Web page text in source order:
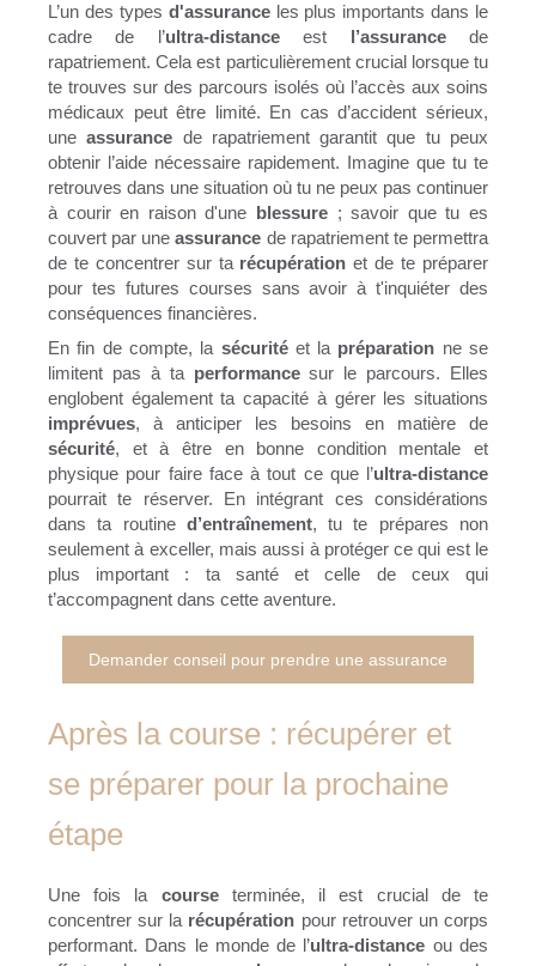
L’un des types d'assurance les plus importants dans le
cadre de l’ultra-distanceest l’assurancede
rapatriement. Cela est particulièrement crucial lorsque tu
te trouves sur des parcours isolés où l’accès aux soins
médicaux peut être limité. En cas d’accident sérieux,
uneassurance de rapatriement garantit que tu peux
obtenir l’aide nécessaire rapidement. Imagine que tu te
retrouves dans une situation où tu ne peux pas continuer
à courir en raison d'une blessure ; savoir que tu es
couvert par uneassurance de rapatriement te permettra
de te concentrer sur ta récupération et de te préparer
pour tes futures courses sans avoir à t'inquiéter des
conséquences financières.
En fin de compte, la sécuritéet la préparation ne se
limitent pas à ta performancesur le parcours. Elles
englobent également ta capacité à gérer les situations
imprévues, à anticiper les besoins en matière de
sécurité, et à être en bonne condition mentale et
physique pour faire face à tout ce que l’ultra-distance
pourrait te réserver. En intégrant ces considérations
dans ta routine d’entraînement, tu te prépares non
seulement à exceller, mais aussi à protéger ce qui est le
plus important : ta santé et celle de ceux qui
t’accompagnent dans cette aventure.
Demander conseil pour prendre une assurance
Après la course : récupérer et
se préparer pour la prochaine
étape
Une fois la courseterminée, il est crucial de te
concentrer sur la récupération pour retrouver un corps
performant. Dans le monde de l’ultra-distance ou des